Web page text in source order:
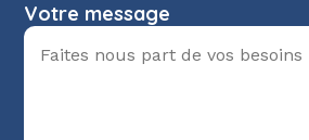
Votre message